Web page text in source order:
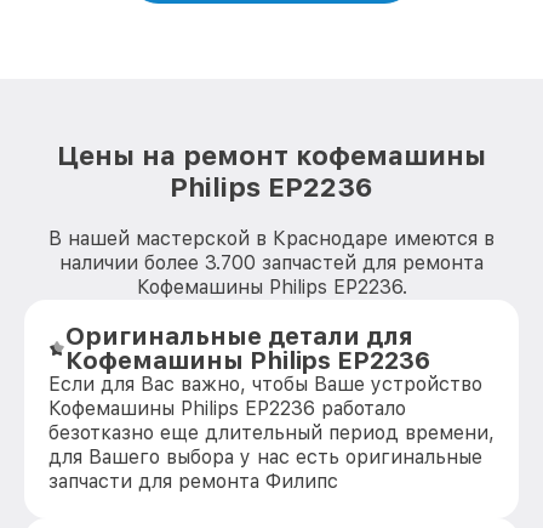
Цены на ремонт кофемашины
Philips EP2236
В нашей мастерской в Краснодаре имеются в
наличии более 3.700 запчастей для ремонта
Кофемашины Philips EP2236.
Оригинальные детали для
Кофемашины Philips EP2236
Если для Вас важно, чтобы Ваше устройство
Кофемашины Philips EP2236 работало
безотказно еще длительный период времени,
для Вашего выбора у нас есть оригинальные
запчасти для ремонта Филипс